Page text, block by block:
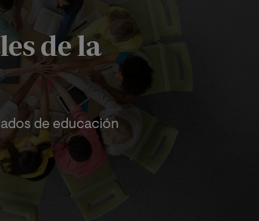
de la
de educación